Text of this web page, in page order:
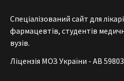
Спеціалізований сайт для
фармацевтів, студентів
вузів.
Ліцензія МОЗ України - АВ